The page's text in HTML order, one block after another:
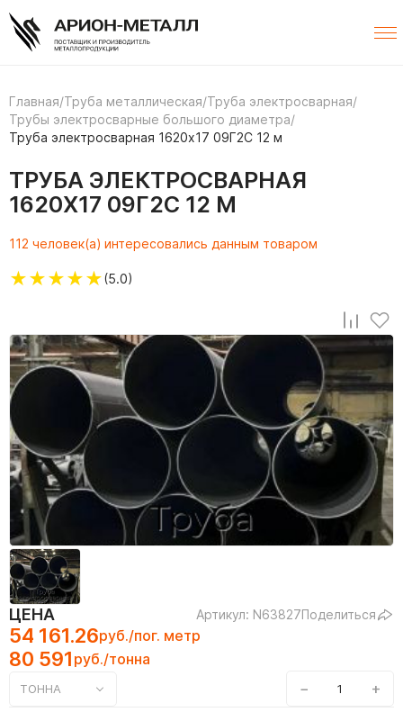
Главная/Труба металлическая/Труба электросварная/
Трубы электросварные большого диаметра/
Труба электросварная 1620х17 09Г2С 12 м
ТРУБА ЭЛЕКТРОСВАРНАЯ
1620Х17 09Г2С 12 М
112 человек(а) интересовались данным товаром
★★★★★(5.0)
ЦЕНА Артикул: N63827Поделиться
54 161.26руб./пог. метр
80 591 руб./тонна
ТОННА − +